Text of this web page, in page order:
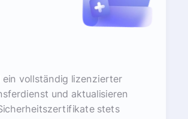
ein vollständig lizenzierter
und aktualisieren
stets